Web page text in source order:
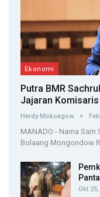
Ekonomi
Putra BMR
Jajaran Komisaris
Herdy Mokoagow
MANADO - Nama
Bolaang Mongondow
Okt